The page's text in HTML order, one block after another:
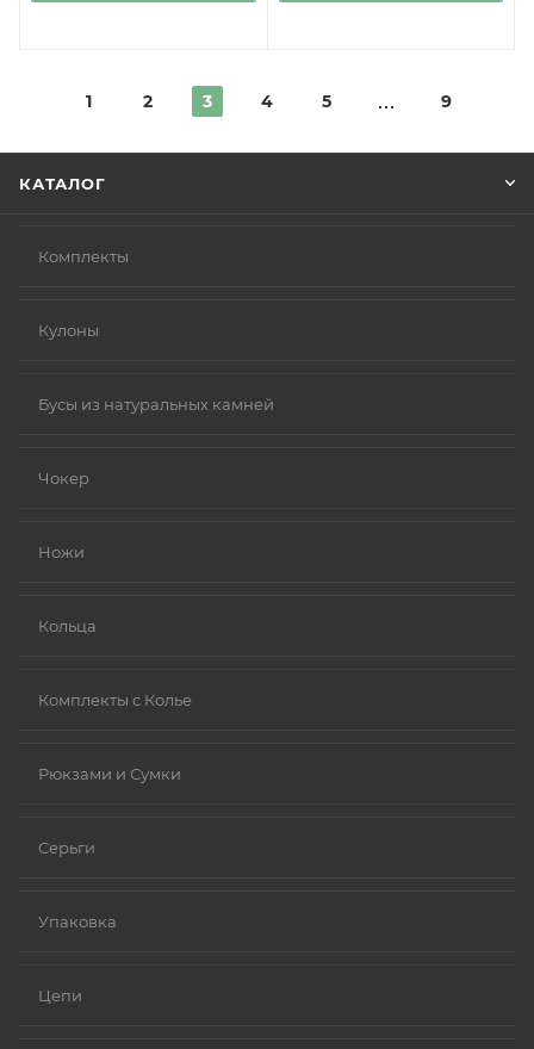
1 2 3 4 5 9
КАТАЛОГ
Комплекты
Кулоны
Бусы из натуральных камней
Чокер
Ножи
Кольца
Комплекты с Колье
Рюкзами и Сумки
Серьги
Упаковка
Цепи